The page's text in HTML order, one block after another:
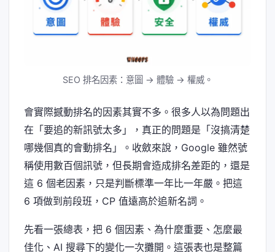
SEO 排名因素：意圖 → 體驗 → 權威。
會實際撼動排名的因素其實不多。很多人以為問題出
在「要追的新訊號太多」，真正的問題是「沒搞清楚
哪幾個真的會動排名」。收斂來說，Google 雖然號
稱使用數百個訊號，但長期會造成排名差距的，還是
這 6 個老因素，只是判斷標準一年比一年嚴。把這
6 項做到前段班，CP 值遠高於追新名詞。
先看一張總表，把 6 個因素、為什麼重要、怎麼最
佳化、AI 搜尋下的變化一次攤開。這張表也是整篇